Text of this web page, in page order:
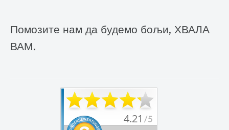
Помозите нам да будемо бољи, ХВАЛА
ВАМ.